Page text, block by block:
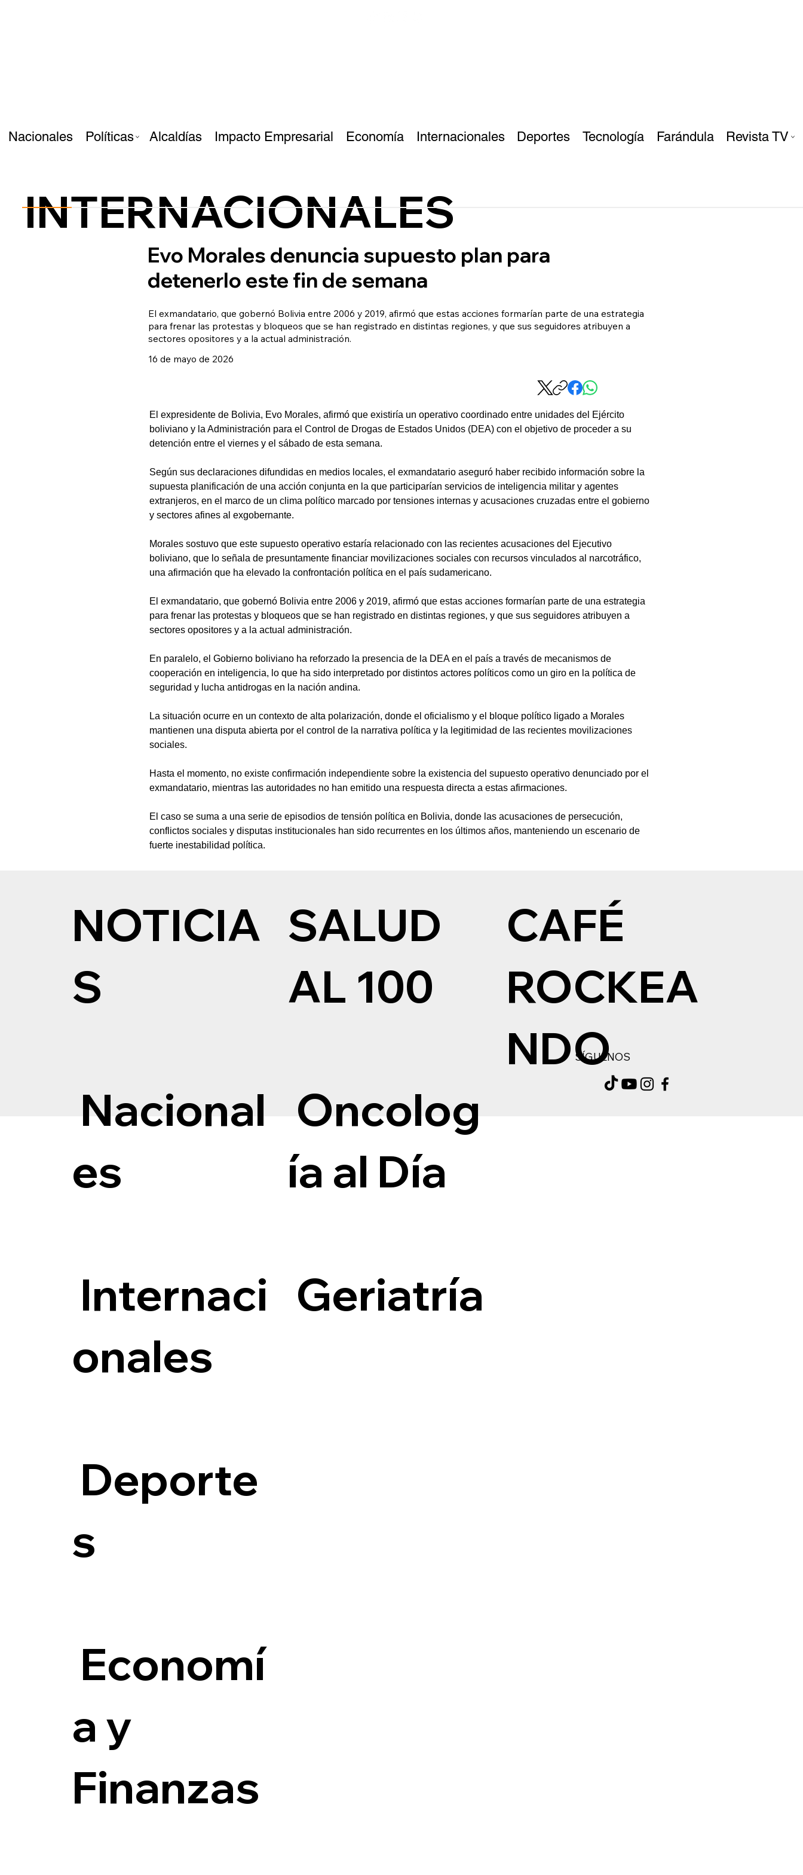
Nacionales Políticas Alcaldías Impacto Empresarial Economía Internacionales Deportes Tecnología Farándula Revista TV
INTERNACIONALES
Evo Morales denuncia supuesto plan para
detenerlo este fin de semana
El exmandatario, que gobernó Bolivia entre 2006 y 2019, afirmó que estas acciones formarían parte de una estrategia
para frenar las protestas y bloqueos que se han registrado en distintas regiones, y que sus seguidores atribuyen a
sectores opositores y a la actual administración.
16 de mayo de 2026
El expresidente de Bolivia, Evo Morales, afirmó que existiría un operativo coordinado entre unidades del Ejército
boliviano y la Administración para el Control de Drogas de Estados Unidos (DEA) con el objetivo de proceder a su
detención entre el viernes y el sábado de esta semana.
Según sus declaraciones difundidas en medios locales, el exmandatario aseguró haber recibido información sobre la
supuesta planificación de una acción conjunta en la que participarían servicios de inteligencia militar y agentes
extranjeros, en el marco de un clima político marcado por tensiones internas y acusaciones cruzadas entre el gobierno
y sectores afines al exgobernante.
Morales sostuvo que este supuesto operativo estaría relacionado con las recientes acusaciones del Ejecutivo
boliviano, que lo señala de presuntamente financiar movilizaciones sociales con recursos vinculados al narcotráfico,
una afirmación que ha elevado la confrontación política en el país sudamericano.
El exmandatario, que gobernó Bolivia entre 2006 y 2019, afirmó que estas acciones formarían parte de una estrategia
para frenar las protestas y bloqueos que se han registrado en distintas regiones, y que sus seguidores atribuyen a
sectores opositores y a la actual administración.
En paralelo, el Gobierno boliviano ha reforzado la presencia de la DEA en el país a través de mecanismos de
cooperación en inteligencia, lo que ha sido interpretado por distintos actores políticos como un giro en la política de
seguridad y lucha antidrogas en la nación andina.
La situación ocurre en un contexto de alta polarización, donde el oficialismo y el bloque político ligado a Morales
mantienen una disputa abierta por el control de la narrativa política y la legitimidad de las recientes movilizaciones
sociales.
Hasta el momento, no existe confirmación independiente sobre la existencia del supuesto operativo denunciado por el
exmandatario, mientras las autoridades no han emitido una respuesta directa a estas afirmaciones.
El caso se suma a una serie de episodios de tensión política en Bolivia, donde las acusaciones de persecución,
conflictos sociales y disputas institucionales han sido recurrentes en los últimos años, manteniendo un escenario de
fuerte inestabilidad política.
NOTICIA
S
Nacional
es
Internaci
onales
Deporte
s
Economí
a y
Finanzas
SALUD
AL 100
Oncolog
ía al Día
Geriatría
SÍGUENOS
CAFÉ
ROCKEA
NDO